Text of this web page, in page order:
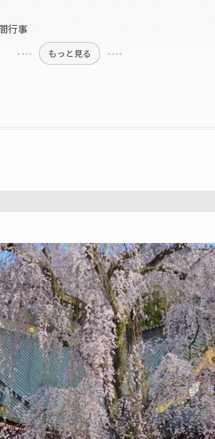
行事
もっと見る